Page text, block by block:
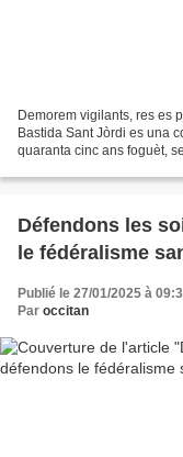
Demorem vigilants, res es
Bastida Sant Jòrdi es una
quaranta cinc ans foguèt,
Défendons les
le fédéralisme
Publié le 27/01/2025 à
Par occitan